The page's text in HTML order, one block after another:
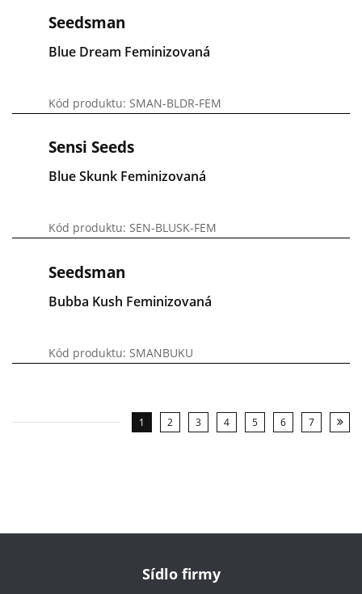
Seedsman
Blue Dream Feminizovaná
Kód produktu: SMAN-BLDR-FEM
Sensi Seeds
Blue Skunk Feminizovaná
Kód produktu: SEN-BLUSK-FEM
Seedsman
Bubba Kush Feminizovaná
Kód produktu: SMANBUKU
1 2 3 4 5 6 7
Sídlo firmy